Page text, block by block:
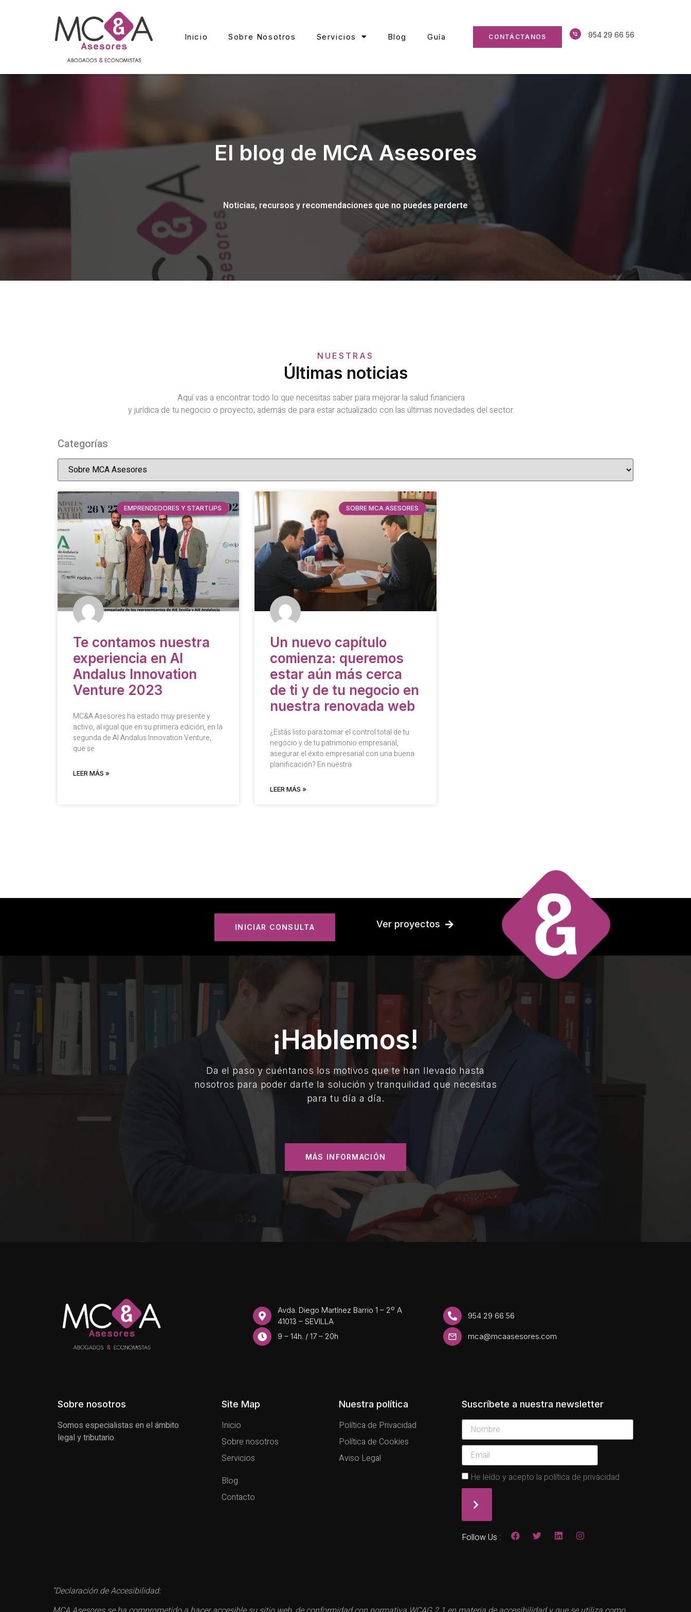
Inicio Sobre Nosotros Servicios Blog Guía CONTÁCTANOS 954 29 66 56
El blog de MCA Asesores
Noticias, recursos y recomendaciones que no puedes perderte
NUESTRAS
Últimas noticias
Aquí vas a encontrar todo lo que necesitas saber para mejorar la salud financiera
y jurídica de tu negocio o proyecto, además de para estar actualizado con las últimas novedades del sector.
Categorías
EMPRENDEDORES Y STARTUPS
Te contamos nuestra
experiencia en Al
Andalus Innovation
Venture 2023
MC&A Asesores ha estado muy presente y
activo, al igual que en su primera edición, en la
segunda de Al Andalus Innovation Venture,
que se
LEER MÁS »
SOBRE MCA ASESORES
Un nuevo capítulo
comienza: queremos
estar aún más cerca
de ti y de tu negocio en
nuestra renovada web
¿Estás listo para tomar el control total de tu
negocio y de tu patrimonio empresarial,
asegurar el éxito empresarial con una buena
planificación? En nuestra
LEER MÁS »
INICIAR CONSULTA Ver proyectos
¡Hablemos!
Da el paso y cuéntanos los motivos que te han llevado hasta
nosotros para poder darte la solución y tranquilidad que necesitas
para tu día a día.
MÁS INFORMACIÓN
Avda. Diego Martínez Barrio 1 – 2º A
41013 – SEVILLA
954 29 66 56
9 – 14h. / 17 – 20h mca@mcaasesores.com
Sobre nosotros
Somos especialistas en el ámbito
legal y tributario.
Site Map
Inicio
Sobre nosotros
Servicios
Blog
Contacto
Nuestra política
Política de Privacidad
Política de Cookies
Aviso Legal
Suscríbete a nuestra newsletter
He leído y acepto la política de privacidad
Follow Us :
“Declaración de Accesibilidad: